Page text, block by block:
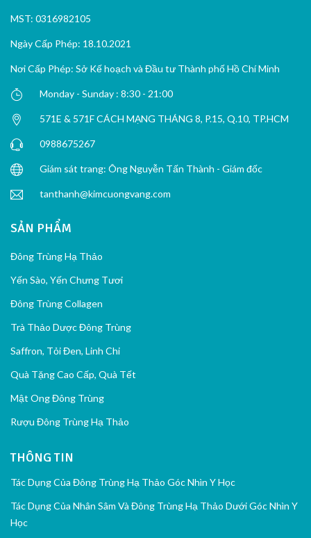
MST: 0316982105
Ngày Cấp Phép: 18.10.2021
Nơi Cấp Phép: Sở Kế hoạch và Đầu tư Thành phố Hồ Chí Minh
Monday - Sunday : 8:30 - 21:00
571E & 571F CÁCH MẠNG THÁNG 8, P.15, Q.10, TP.HCM
0988675267
Giám sát trang: Ông Nguyễn Tấn Thành - Giám đốc
tanthanh@kimcuongvang.com
SẢN PHẨM
Đông Trùng Hạ Thảo
Yến Sào, Yến Chưng Tươi
Đông Trùng Collagen
Trà Thảo Dược Đông Trùng
Saffron, Tỏi Đen, Linh Chi
Quà Tặng Cao Cấp, Quà Tết
Mật Ong Đông Trùng
Rượu Đông Trùng Hạ Thảo
THÔNG TIN
Tác Dụng Của Đông Trùng Hạ Thảo Góc Nhìn Y Học
Tác Dụng Của Nhân Sâm Và Đông Trùng Hạ Thảo Dưới Góc Nhìn Y
Học